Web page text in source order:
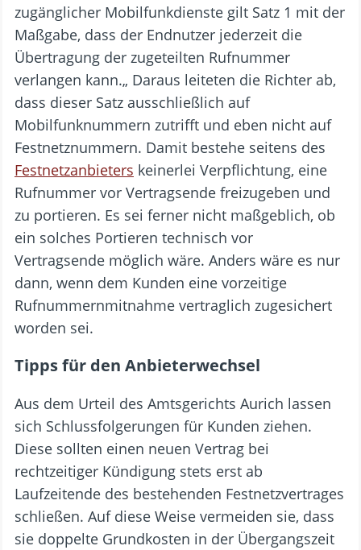
zugänglicher Mobilfunkdienste gilt Satz 1 mit der
Maßgabe, dass der Endnutzer jederzeit die
Übertragung der zugeteilten Rufnummer
verlangen kann.„ Daraus leiteten die Richter ab,
dass dieser Satz ausschließlich auf
Mobilfunknummern zutrifft und eben nicht auf
Festnetznummern. Damit bestehe seitens des
Festnetzanbieters keinerlei Verpflichtung, eine
Rufnummer vor Vertragsende freizugeben und
zu portieren. Es sei ferner nicht maßgeblich, ob
ein solches Portieren technisch vor
Vertragsende möglich wäre. Anders wäre es nur
dann, wenn dem Kunden eine vorzeitige
Rufnummernmitnahme vertraglich zugesichert
worden sei.
Tipps für den Anbieterwechsel
Aus dem Urteil des Amtsgerichts Aurich lassen
sich Schlussfolgerungen für Kunden ziehen.
Diese sollten einen neuen Vertrag bei
rechtzeitiger Kündigung stets erst ab
Laufzeitende des bestehenden Festnetzvertrages
schließen. Auf diese Weise vermeiden sie, dass
sie doppelte Grundkosten in der Übergangszeit